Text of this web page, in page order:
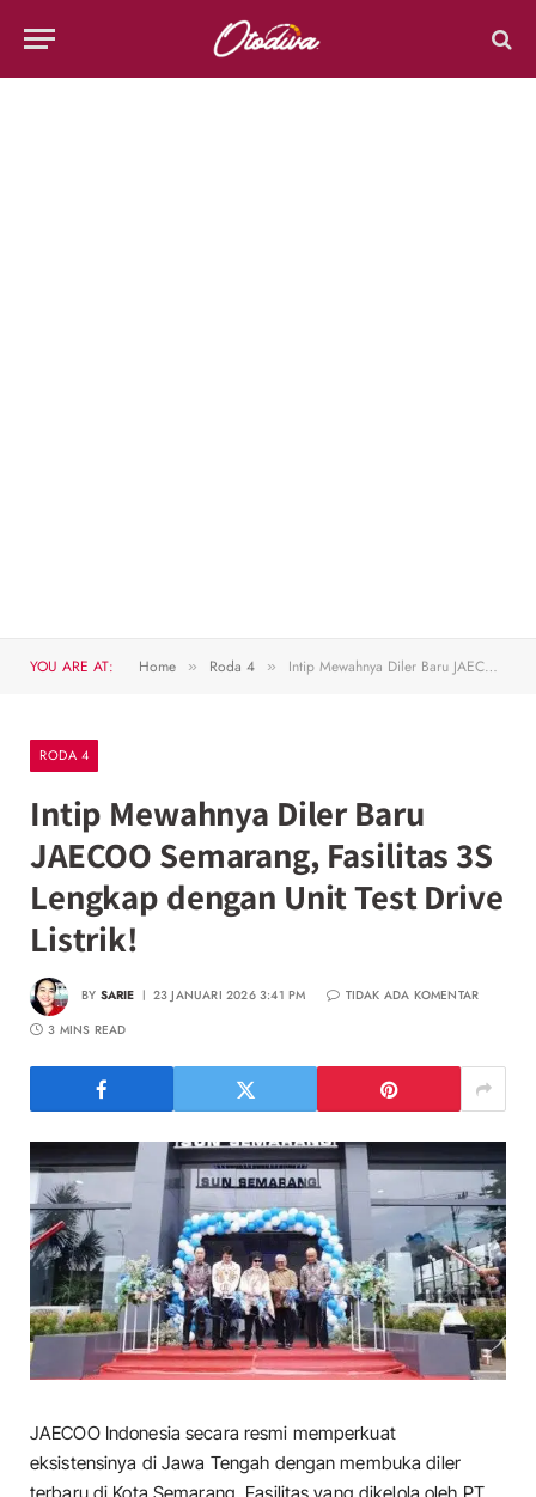
YOU ARE AT: Home » Roda 4 » Intip Mewahnya Diler Baru JAECOO Semarang, Fasilitas 3S Lengkap dengan Unit Test Drive Listrik!
RODA 4
Intip Mewahnya Diler Baru
JAECOO Semarang, Fasilitas 3S
Lengkap dengan Unit Test Drive
Listrik!
BY SARIE 23 JANUARI 2026 3:41 PM
TIDAK ADA KOMENTAR
3 MINS READ
JAECOO Indonesia secara resmi memperkuat
eksistensinya di Jawa Tengah dengan membuka diler